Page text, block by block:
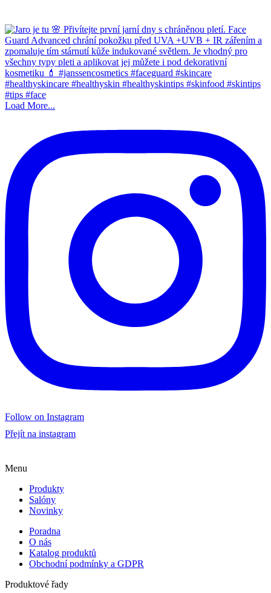
Load More...
Follow on Instagram
Přejít na instagram
Menu
Produkty
Salóny
Novinky
Poradna
O nás
Katalog produktů
Obchodní podmínky a GDPR
Produktové řady